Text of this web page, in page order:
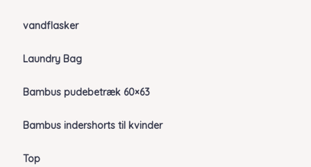
vandflasker
Laundry Bag
Bambus pudebetræk 60×63
Bambus indershorts til kvinder
Top